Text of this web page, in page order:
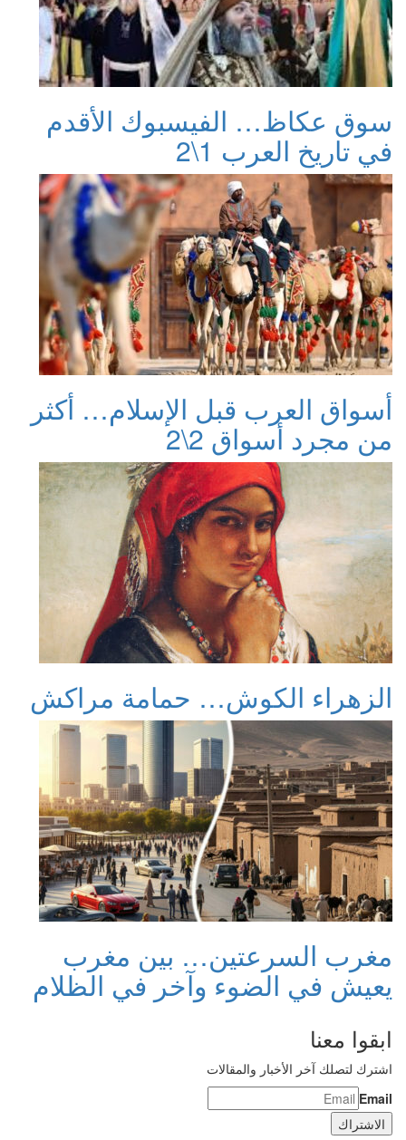
سوق عكاظ… الفيسبوك الأقدم
في تاريخ العرب 1\2
أسواق العرب قبل الإسلام… أكثر
من مجرد أسواق 2\2
الزهراء الكوش… حمامة مراكش
مغرب السرعتين… بين مغرب
يعيش في الضوء وآخر في الظلام
ابقوا معنا
اشترك لتصلك آخر الأخبار والمقالات
Email